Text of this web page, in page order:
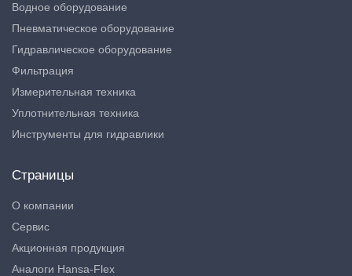
Водное оборудование
Пневматическое оборудование
Гидравлическое оборудование
Фильтрация
Измерительная техника
Уплотнительная техника
Инструменты для гидравлики
Страницы
О компании
Сервис
Акционная продукция
Аналоги Hansa-Flex